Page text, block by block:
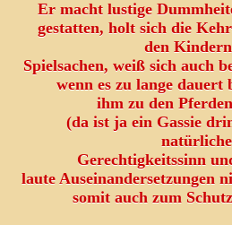
Er macht lustige
gestatten, holt sich die
den
Spielsachen, weiß sich auch
wenn es zu lange dauert
ihm zu den
(da ist ja ein Gassie
Gerechtigkeitssinn
laute Auseinandersetzungen
somit auch zum